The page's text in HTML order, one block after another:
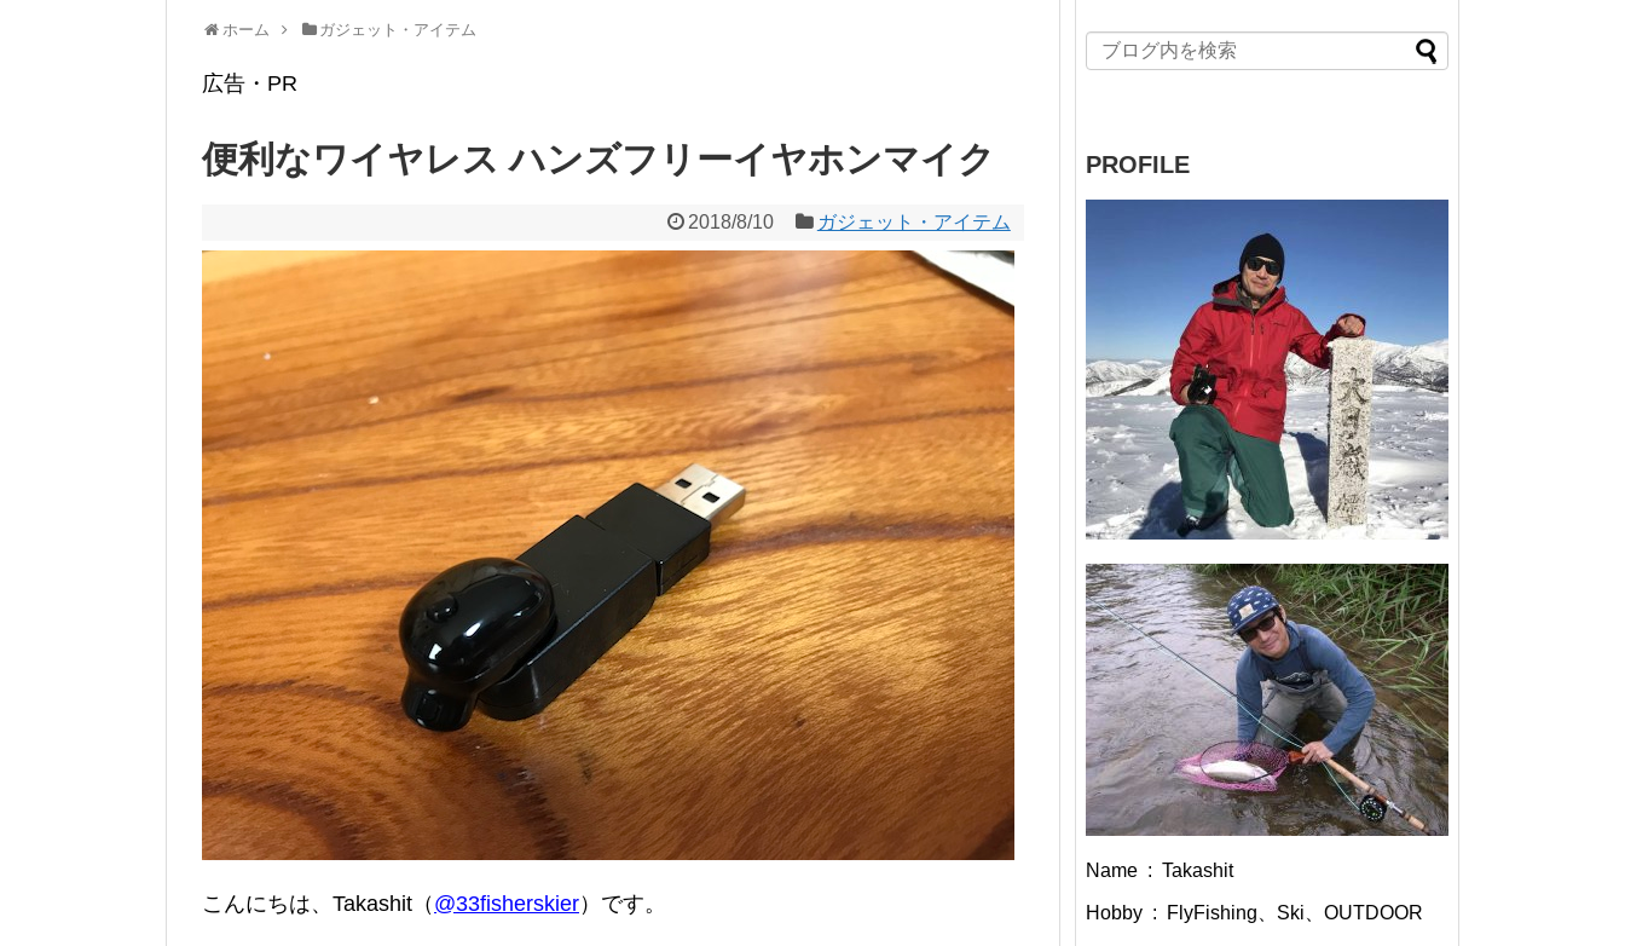
ホーム ガジェット・アイテム
広告・PR
便利なワイヤレス ハンズフリーイヤホンマイク
2018/8/10 ガジェット・アイテム
こんにちは、Takashit（ @33fisherskier）です。
PROFILE
Name : Takashit
Hobby : FlyFishing、Ski、OUTDOOR